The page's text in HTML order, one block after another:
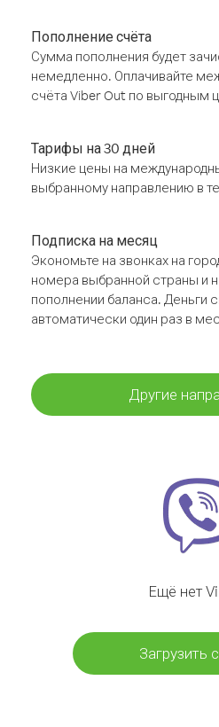
Пополнение счёта
Сумма пополнения будет
немедленно. Оплачивайте
счёта Viber Out по выгодным
Тарифы на 30 дней
Низкие цены на
выбранному направлению в
Подписка на месяц
Экономьте на звонках на
номера выбранной страны и
пополнении баланса. Деньги
автоматически один раз в
Другие
Ещё нет
Загрузить